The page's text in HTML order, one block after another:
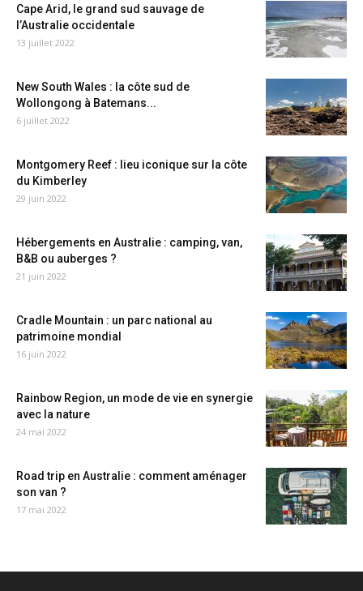
Cape Arid, le grand sud sauvage de
l’Australie occidentale
13 juillet 2022
New South Wales : la côte sud de
Wollongong à Batemans...
6 juillet 2022
Montgomery Reef : lieu iconique sur la côte
du Kimberley
29 juin 2022
Hébergements en Australie : camping, van,
B&B ou auberges ?
21 juin 2022
Cradle Mountain : un parc national au
patrimoine mondial
16 juin 2022
Rainbow Region, un mode de vie en synergie
avec la nature
24 mai 2022
Road trip en Australie : comment aménager
son van ?
17 mai 2022